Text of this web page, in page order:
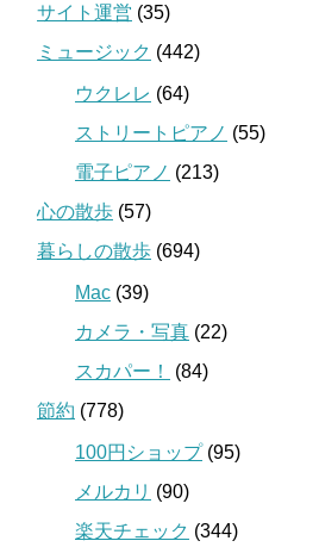
サイト運営 (35)
ミュージック (442)
ウクレレ (64)
ストリートピアノ (55)
電子ピアノ (213)
心の散歩 (57)
暮らしの散歩 (694)
Mac (39)
カメラ・写真 (22)
スカパー！
(84)
節約 (778)
100円ショップ(95)
メルカリ (90)
楽天チェック (344)